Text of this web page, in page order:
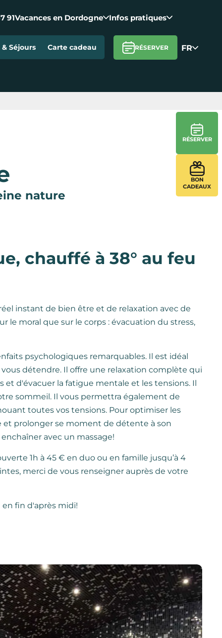
91Vacances en Dordogne Infos pratiques
Séjours Carte cadeau RÉSERVER FR
RÉSERVER
BON
CADEAUX
nature
chauffé à 38° au feu
instant de bien être et de relaxation avec de
le moral que sur le corps : évacuation du stress,
psychologiques remarquables. Il est idéal
détendre. Il offre une relaxation complète qui
et d'évacuer la fatigue mentale et les tensions. Il
sommeil. Il vous permettra également de
toutes vos tensions. Pour optimiser les
prolonger se moment de détente à son
avec un massage!
1h à 45 € en duo ou en famille jusqu’à 4
merci de vous renseigner auprès de votre
en fin d'après midi!